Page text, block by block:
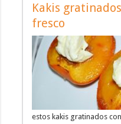
Kakis
fresco
estos kakis gratinados